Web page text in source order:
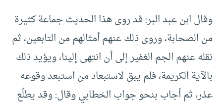
وقال ابن عبد البر: قد روى هذا الحديث جماعة كثيرة
من الصحابة، وروى ذلك عنهم أمثالهم من التابعين، ثم
نقله عنهم الجم الغفير إلى أن انتهى إلينا، ويؤيد ذلك
بالآية الكريمة، فلم يبق لاستبعاد من استبعد وقوعه
عذر، ثم أجاب بنحو جواب الخطابي وقال: وقد يطلُع